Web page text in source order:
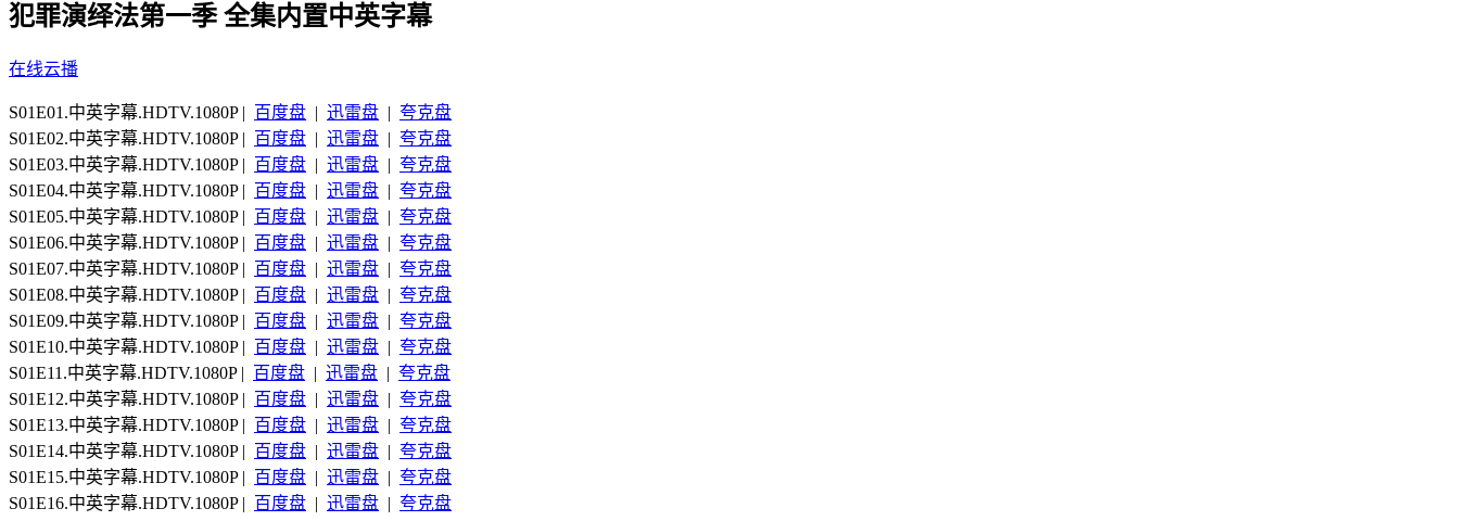
犯罪演绎法第一季 全集内置中英字幕
在线云播
S01E01.中英字幕.HDTV.1080P | 百度盘 | 迅雷盘 | 夸克盘
S01E02.中英字幕.HDTV.1080P | 百度盘 | 迅雷盘 | 夸克盘
S01E03.中英字幕.HDTV.1080P | 百度盘 | 迅雷盘 | 夸克盘
S01E04.中英字幕.HDTV.1080P | 百度盘 | 迅雷盘 | 夸克盘
S01E05.中英字幕.HDTV.1080P | 百度盘 | 迅雷盘 | 夸克盘
S01E06.中英字幕.HDTV.1080P | 百度盘 | 迅雷盘 | 夸克盘
S01E07.中英字幕.HDTV.1080P | 百度盘 | 迅雷盘 | 夸克盘
S01E08.中英字幕.HDTV.1080P | 百度盘 | 迅雷盘 | 夸克盘
S01E09.中英字幕.HDTV.1080P | 百度盘 | 迅雷盘 | 夸克盘
S01E10.中英字幕.HDTV.1080P | 百度盘 | 迅雷盘 | 夸克盘
S01E11.中英字幕.HDTV.1080P | 百度盘 | 迅雷盘 | 夸克盘
S01E12.中英字幕.HDTV.1080P | 百度盘 | 迅雷盘 | 夸克盘
S01E13.中英字幕.HDTV.1080P | 百度盘 | 迅雷盘 | 夸克盘
S01E14.中英字幕.HDTV.1080P | 百度盘 | 迅雷盘 | 夸克盘
S01E15.中英字幕.HDTV.1080P | 百度盘 | 迅雷盘 | 夸克盘
S01E16.中英字幕.HDTV.1080P | 百度盘 | 迅雷盘 | 夸克盘